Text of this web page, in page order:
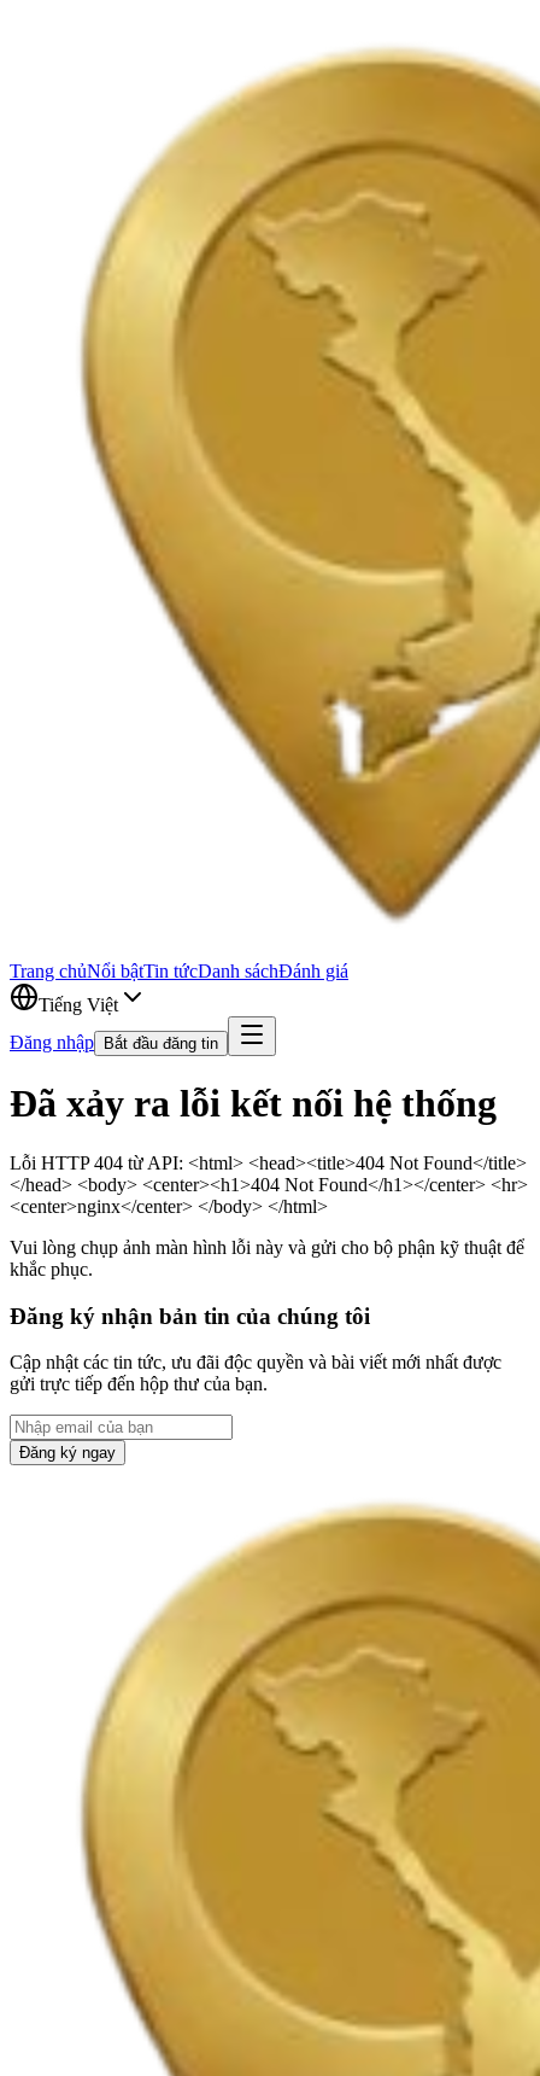
Trang chủNổi bậtTin tứcDanh sáchĐánh giá
Tiếng Việt
Đăng nhập
Bắt đầu đăng tin
Đã xảy ra lỗi kết nối hệ thống
Lỗi HTTP 404 từ API: <html> <head><title>404 Not Found</title>
</head> <body> <center><h1>404 Not Found</h1></center> <hr>
<center>nginx</center> </body> </html>
Vui lòng chụp ảnh màn hình lỗi này và gửi cho bộ phận kỹ thuật để
khắc phục.
Đăng ký nhận bản tin của chúng tôi
Cập nhật các tin tức, ưu đãi độc quyền và bài viết mới nhất được
gửi trực tiếp đến hộp thư của bạn.
Đăng ký ngay